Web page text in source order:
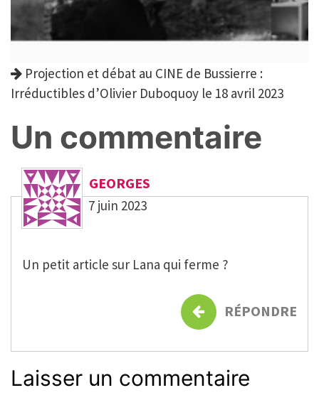
Projection et débat au CINE de Bussierre :
Irréductibles d’Olivier Duboquoy le 18 avril 2023
Un commentaire
GEORGES
7 juin 2023
Un petit article sur Lana qui ferme ?
RÉPONDRE
Laisser un commentaire